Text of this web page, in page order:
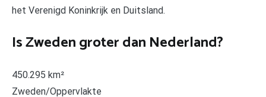
het Verenigd Koninkrijk en Duitsland.
Is Zweden groter dan Nederland?
450.295 km²
Zweden/Oppervlakte